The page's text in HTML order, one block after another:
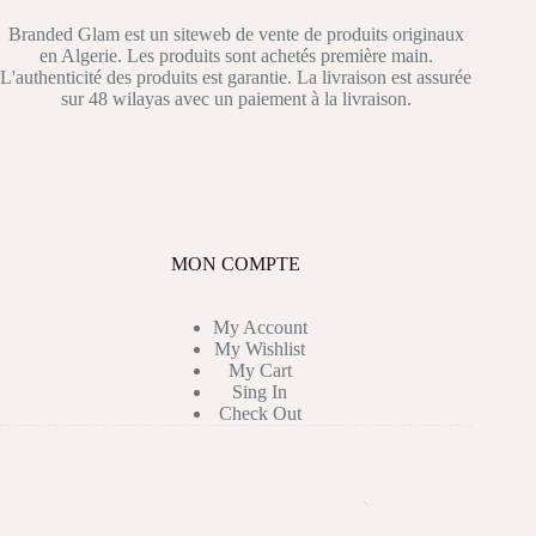
Branded Glam est un siteweb de vente de produits originaux
en Algerie. Les produits sont achetés première main.
L'authenticité des produits est garantie. La livraison est assurée
sur 48 wilayas avec un paiement à la livraison.
MON COMPTE
My Account
My Wishlist
My Cart
Sing In
Check Out